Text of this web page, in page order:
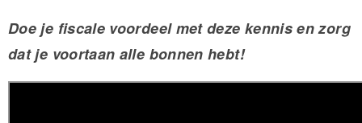
Doe je fiscale voordeel met deze kennis en zorg
dat je voortaan alle bonnen hebt!